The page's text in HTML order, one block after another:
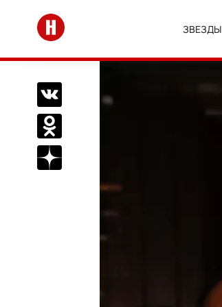
Перейти на главную
ЗВЕЗДЫ
Поделиться Вконтакте
Поделиться в Одноклассниках
Подписаться на нас в Дзен